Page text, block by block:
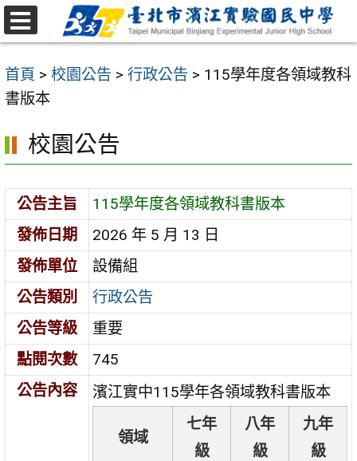
跳
至
要
內
區
首頁 > 校園公告 > 行政公告 > 115學年度各領域教科
書版本
校園公告
公告主旨
115學年度各領域教科書版本
發佈日期
2026 年 5 月 13 日
發佈單位
設備組
公告類別
行政公告
公告等級
重要
點閱次數
745
公告內容
濱江實中115學年各領域教科書版本
領域
七年
級
八年
級
九年
級
選
單